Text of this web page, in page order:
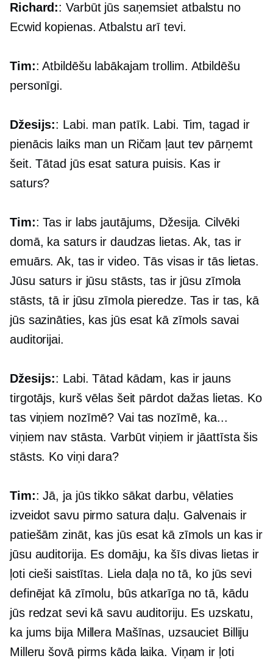
Richard:: Varbūt jūs saņemsiet atbalstu no
Ecwid kopienas. Atbalstu arī tevi.
Tim:: Atbildēšu labākajam trollim. Atbildēšu
personīgi.
Džesijs:: Labi. man patīk. Labi. Tim, tagad ir
pienācis laiks man un Ričam ļaut tev pārņemt
šeit. Tātad jūs esat satura puisis. Kas ir
saturs?
Tim:: Tas ir labs jautājums, Džesija. Cilvēki
domā, ka saturs ir daudzas lietas. Ak, tas ir
emuārs. Ak, tas ir video. Tās visas ir tās lietas.
Jūsu saturs ir jūsu stāsts, tas ir jūsu zīmola
stāsts, tā ir jūsu zīmola pieredze. Tas ir tas, kā
jūs sazināties, kas jūs esat kā zīmols savai
auditorijai.
Džesijs:: Labi. Tātad kādam, kas ir jauns
tirgotājs, kurš vēlas šeit pārdot dažas lietas. Ko
tas viņiem nozīmē? Vai tas nozīmē, ka...
viņiem nav stāsta. Varbūt viņiem ir jāattīsta šis
stāsts. Ko viņi dara?
Tim:: Jā, ja jūs tikko sākat darbu, vēlaties
izveidot savu pirmo satura daļu. Galvenais ir
patiešām zināt, kas jūs esat kā zīmols un kas ir
jūsu auditorija. Es domāju, ka šīs divas lietas ir
ļoti cieši saistītas. Liela daļa no tā, ko jūs sevi
definējat kā zīmolu, būs atkarīga no tā, kādu
jūs redzat sevi kā savu auditoriju. Es uzskatu,
ka jums bija Millera Mašīnas, uzsauciet Billiju
Milleru šovā pirms kāda laika. Viņam ir ļoti